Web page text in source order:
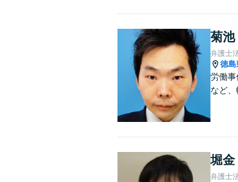
菊池
弁護士
徳島
労働
など
堀金
弁護士